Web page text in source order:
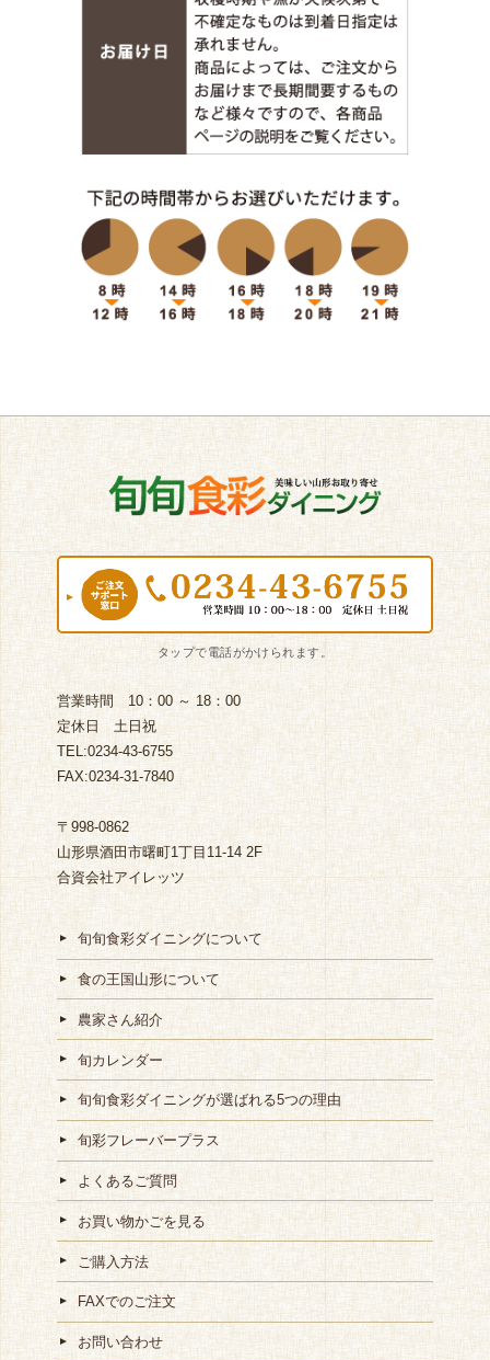
営業時間 10：00 ～ 18：00
定休日 土日祝
TEL:0234-43-6755
FAX:0234-31-7840
〒998-0862
山形県酒田市曙町1丁目11-14 2F
合資会社アイレッツ
旬旬食彩ダイニングについて
食の王国山形について
農家さん紹介
旬カレンダー
旬旬食彩ダイニングが選ばれる5つの理由
旬彩フレーバープラス
よくあるご質問
お買い物かごを見る
ご購入方法
FAXでのご注文
お問い合わせ